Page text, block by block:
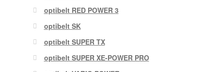
optibelt RED POWER 3
optibelt SK
optibelt SUPER TX
optibelt SUPER XE-POWER PRO